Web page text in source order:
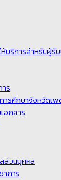
บริการสำหรับผู้รั
ร
ารศึกษาจังหวัดเพ
อกสาร
ส่วนบุคคล
าการ